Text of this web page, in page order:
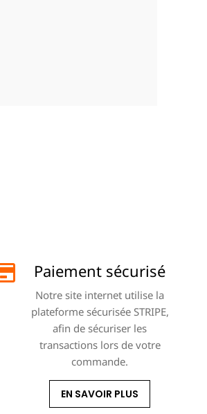
Paiement sécurisé
Notre site internet utilise la
plateforme sécurisée STRIPE,
afin de sécuriser les
transactions lors de votre
commande.
EN SAVOIR PLUS